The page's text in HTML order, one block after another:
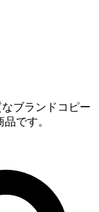
ブランドコピー
です。